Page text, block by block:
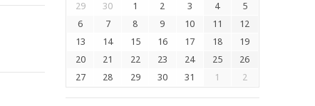
29 30 1 2 3 4
5
6
7 8 9 10 11
12
13
14 15 16 17 18
19
20
21 22 23 24 25
26
27
28 29 30 31 1 2